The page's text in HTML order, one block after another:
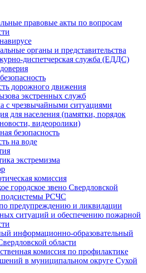
правовые акты по вопросам
органы и представительства
диспетчерская служба (ЕДДС)
дорожного движения
экстренных служб
с чрезвычайными ситуациями
для населения (памятки, порядок
видеоролики)
безопасность
на воде
экстремизма
комиссия
городское звено Свердловской
подсистемы РСЧС
предупреждению и ликвидации
ситуаций и обеспечению пожарной
информационно-образовательный
области
комиссия по профилактике
в муниципальном округе Сухой